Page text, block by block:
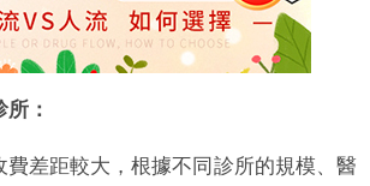
：
費差距較大，根據不同診所的規模、醫